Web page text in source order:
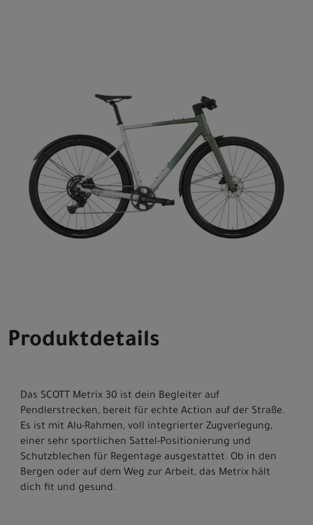
Produktdetails
Das SCOTT Metrix 30 ist dein Begleiter auf
Pendlerstrecken, bereit für echte Action auf der Straße.
Es ist mit Alu-Rahmen, voll integrierter Zugverlegung,
einer sehr sportlichen Sattel-Positionierung und
Schutzblechen für Regentage ausgestattet. Ob in den
Bergen oder auf dem Weg zur Arbeit, das Metrix hält
dich fit und gesund.